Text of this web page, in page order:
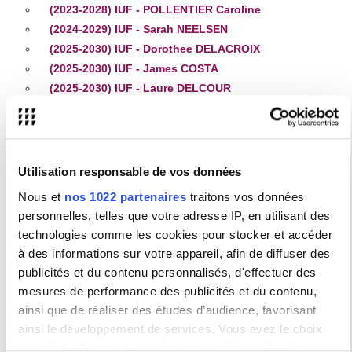
Utilisation responsable de vos données
Nous et nos 1022 partenaires traitons vos données
personnelles, telles que votre adresse IP, en utilisant des
technologies comme les cookies pour stocker et accéder
à des informations sur votre appareil, afin de diffuser des
publicités et du contenu personnalisés, d'effectuer des
mesures de performance des publicités et du contenu,
ainsi que de réaliser des études d’audience, favorisant
ainsi le développement de services. Vous avez le choix
quant à l'utilisation de vos données et à leurs finalités.
(2023-2028) IUF - POLLENTIER Caroline
(2024-2029) IUF - Sarah NEELSEN
(2025-2030) IUF - Dorothee DELACROIX
(2025-2030) IUF - James COSTA
(2025-2030) IUF - Laure DELCOUR
PROJETS NATIONAUX ANR
ANR - ARTANY (2025-2030)
ANR - ARTERM (2024-2028)
ANR - CSS20 (2023-2025)
ANR - DHAF (2021-2025)
ANR - DINLANG - Pratiques langagières
multimodales dans les diners familiaux français